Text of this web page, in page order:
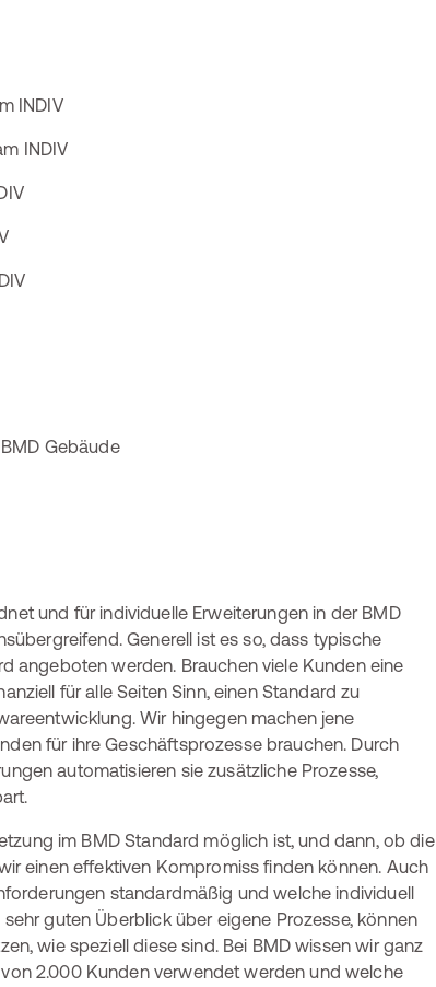
INDIV
INDIV
und für individuelle Erweiterungen in der BMD
Generell ist es so, dass typische
angeboten werden. Brauchen viele Kunden eine
für alle Seiten Sinn, einen Standard zu
Wir hingegen machen jene
für ihre Geschäftsprozesse brauchen. Durch
automatisieren sie zusätzliche Prozesse,
im BMD Standard möglich ist, und dann, ob die
einen effektiven Kompromiss finden können. Auch
standardmäßig und welche individuell
guten Überblick über eigene Prozesse, können
wie speziell diese sind. Bei BMD wissen wir ganz
2.000 Kunden verwendet werden und welche